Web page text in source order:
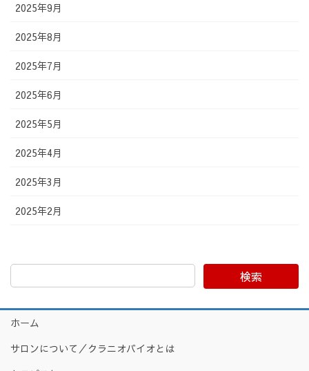
2025年9月
2025年8月
2025年7月
2025年6月
2025年5月
2025年4月
2025年3月
2025年2月
検索
ホーム
サロンについて／クラニオバイオとは